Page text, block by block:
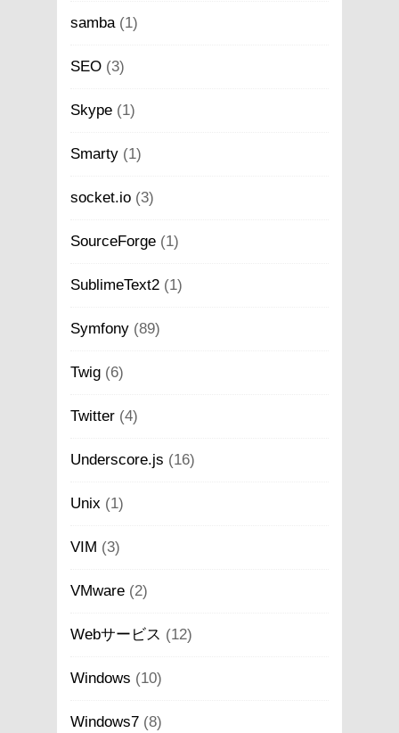
samba(1)
SEO (3)
Skype (1)
Smarty (1)
socket.io (3)
SourceForge (1)
SublimeText2 (1)
Symfony (89)
Twig (6)
Twitter (4)
Underscore.js (16)
Unix (1)
VIM (3)
VMware (2)
Webサービス (12)
Windows (10)
Windows7 (8)